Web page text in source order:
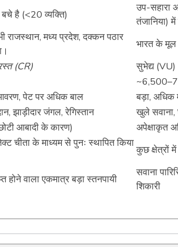
है (<20 व्यक्ति)
उप-सहारा
तंजानिया)
राजस्थान, मध्य प्रदेश, दक्कन पठार
भारत के मूल
(CR)
सुभेद्य (VU)
पेट पर अधिक बाल
बड़ा, अधिक
झाड़ीदार जंगल, रेगिस्तान
खुले सवाना,
आबादी के कारण)
अपेक्षाकृत
चीता के माध्यम से पुनः स्थापित किया
कुछ क्षेत्रों
होने वाला एकमात्र बड़ा स्तनपायी
सवाना
शिकारी